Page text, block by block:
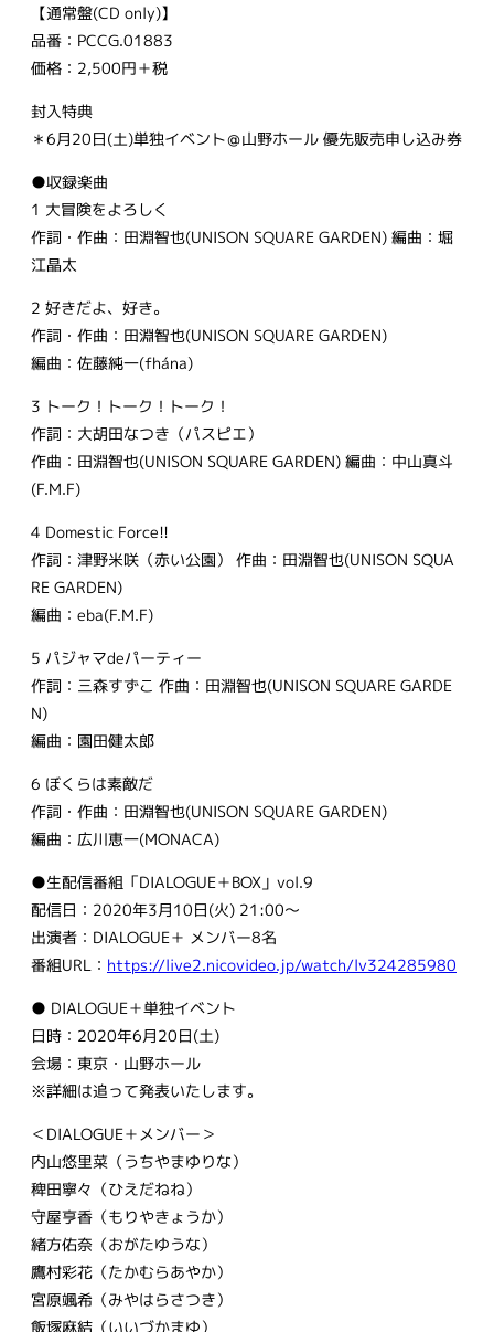
【通常盤(CD only)】
品番：PCCG.01883
価格：2,500円＋税
封入特典
＊6月20日(土)単独イベント＠山野ホール 優先販売申し込み券
●収録楽曲
1 大冒険をよろしく
作詞・作曲：田淵智也(UNISON SQUARE GARDEN) 編曲：堀
江晶太
2 好きだよ、好き。
作詞・作曲：田淵智也(UNISON SQUARE GARDEN)
編曲：佐藤純一(fhána)
3 トーク！トーク！トーク！
作詞：大胡田なつき（パスピエ）
作曲：田淵智也(UNISON SQUARE GARDEN) 編曲：中山真斗
(F.M.F)
4 Domestic Force!!
作詞：津野米咲（赤い公園） 作曲：田淵智也(UNISON SQUA
RE GARDEN)
編曲：eba(F.M.F)
5 パジャマdeパーティー
作詞：三森すずこ 作曲：田淵智也(UNISON SQUARE GARDE
N)
編曲：園田健太郎
6 ぼくらは素敵だ
作詞・作曲：田淵智也(UNISON SQUARE GARDEN)
編曲：広川恵一(MONACA)
●生配信番組「DIALOGUE＋BOX」vol.9
配信日：2020年3月10日(火) 21:00〜
出演者：DIALOGUE＋ メンバー8名
番組URL： https://live2.nicovideo.jp/watch/lv324285980
● DIALOGUE＋単独イベント
日時：2020年6月20日(土)
会場：東京・山野ホール
※詳細は追って発表いたします。
＜DIALOGUE＋メンバー＞
内山悠里菜（うちやまゆりな）
稗田寧々（ひえだねね）
守屋亨香（もりやきょうか）
緒方佑奈（おがたゆうな）
鷹村彩花（たかむらあやか）
宮原颯希（みやはらさつき）
飯塚麻結（いいづかまゆ）